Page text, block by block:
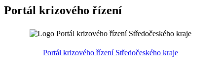
Portál krizového řízení
Portál krizového řízení Středočeského kraje